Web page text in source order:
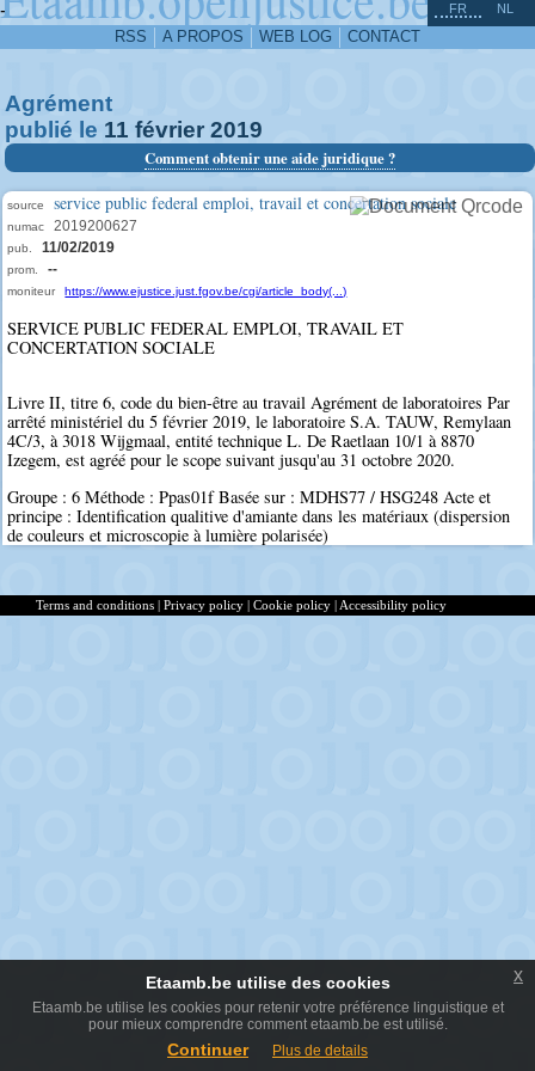
-
RSS A PROPOS WEB LOG CONTACT
FR NL
Agrément
publié le 11 février 2019
Comment obtenir une aide juridique ?
source service public federal emploi, travail et concertation sociale
numac 2019200627
pub. 11/02/2019
prom. --
moniteur https://www.ejustice.just.fgov.be/cgi/article_body(...)
SERVICE PUBLIC FEDERAL EMPLOI, TRAVAIL ET
CONCERTATION SOCIALE
Livre II, titre 6, code du bien-être au travail Agrément de laboratoires Par
arrêté ministériel du 5 février 2019, le laboratoire S.A. TAUW, Remylaan
4C/3, à 3018 Wijgmaal, entité technique L. De Raetlaan 10/1 à 8870
Izegem, est agréé pour le scope suivant jusqu'au 31 octobre 2020.
Groupe : 6 Méthode : Ppas01f Basée sur : MDHS77 / HSG248 Acte et
principe : Identification qualitive d'amiante dans les matériaux (dispersion
de couleurs et microscopie à lumière polarisée)
^
Terms and conditions | Privacy policy | Cookie policy | Accessibility policy
Etaamb.be utilise des cookies
Etaamb.be utilise les cookies pour retenir votre préférence linguistique et
pour mieux comprendre comment etaamb.be est utilisé.
Continuer Plus de details
x